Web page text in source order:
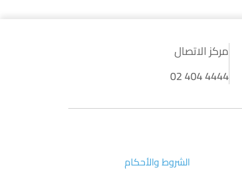
مركز الاتصال
02 404 4444
الشروط والأحكام